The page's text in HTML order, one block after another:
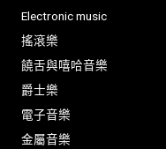
Electronic music
搖滾樂
饒舌與嘻哈音樂
爵士樂
電子音樂
金屬音樂